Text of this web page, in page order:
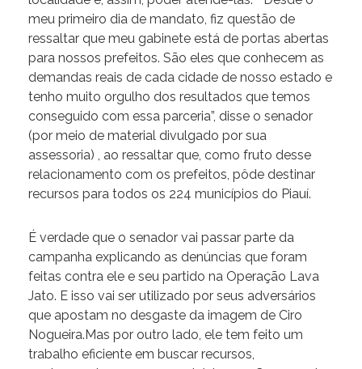
meu primeiro dia de mandato, fiz questão de
ressaltar que meu gabinete está de portas abertas
para nossos prefeitos. São eles que conhecem as
demandas reais de cada cidade de nosso estado e
tenho muito orgulho dos resultados que temos
conseguido com essa parceria”, disse o senador
(por meio de material divulgado por sua
assessoria) , ao ressaltar que, como fruto desse
relacionamento com os prefeitos, pôde destinar
recursos para todos os 224 municípios do Piauí.
É verdade que o senador vai passar parte da
campanha explicando as denúncias que foram
feitas contra ele e seu partido na Operação Lava
Jato. E isso vai ser utilizado por seus adversários
que apostam no desgaste da imagem de Ciro
Nogueira.Mas por outro lado, ele tem feito um
trabalho eficiente em buscar recursos,